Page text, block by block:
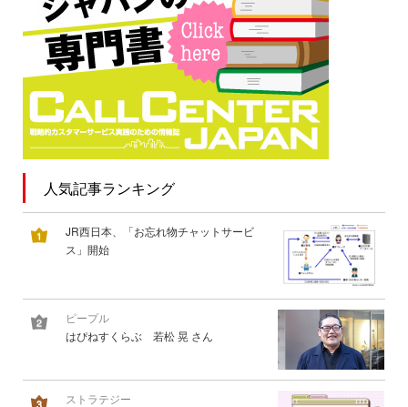
人気記事ランキング
JR西日本、「お忘れ物チャットサービ
ス」開始
ピープル
はぴねすくらぶ 若松 晃 さん
ストラテジー